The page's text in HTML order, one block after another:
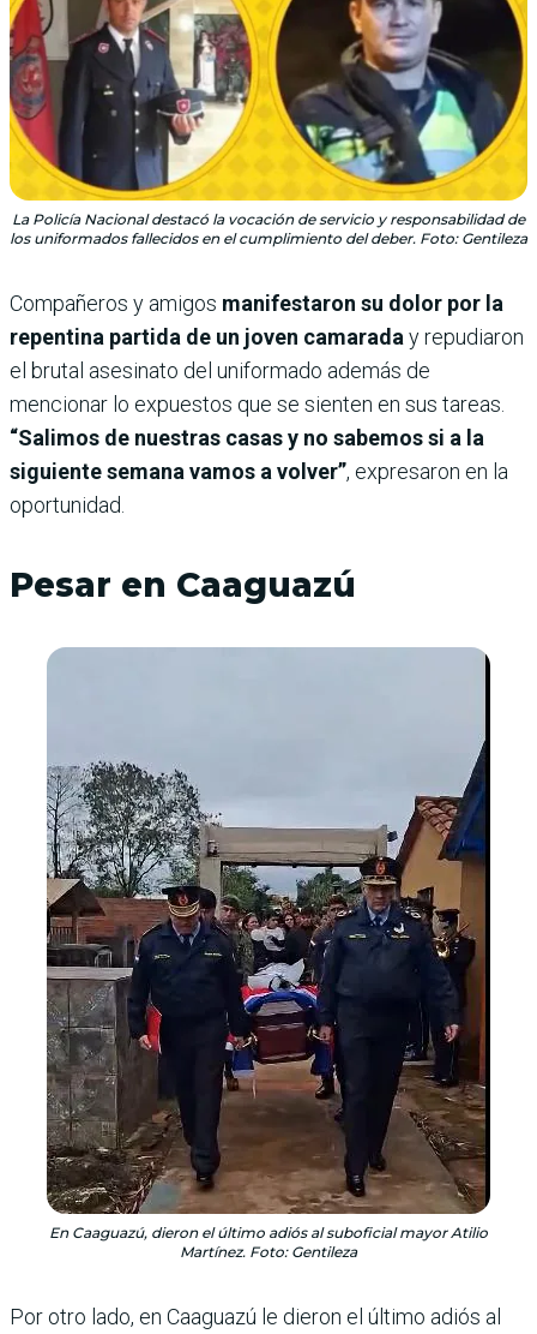
La Policía Nacional destacó la vocación de servicio y responsabilidad de
los uniformados fallecidos en el cumplimiento del deber. Foto: Gentileza
Compañeros y amigos manifestaron su dolor por la
repentina partida de un joven camarada y repudiaron
el brutal asesinato del uniformado además de
mencionar lo expuestos que se sienten en sus tareas.
“Salimos de nuestras casas y no sabemos si a la
siguiente semana vamos a volver”, expresaron en la
oportunidad.
Pesar en Caaguazú
En Caaguazú, dieron el último adiós al suboficial mayor Atilio
Martínez. Foto: Gentileza
Por otro lado, en Caaguazú le dieron el último adiós al